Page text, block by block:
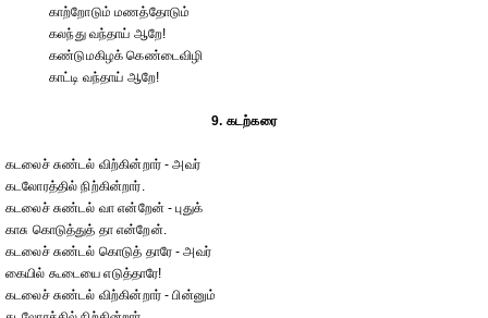
காற்றோடும் மணத்தோடும்
கலந்து வந்தாய் ஆறே!
கண்டுமகிழக் கெண்டைவிழி
காட்டி வந்தாய் ஆறே!
9. கடற்கரை
கடலைச் சுண்டல் விற்கின்றார் - அவர்
கடலோரத்தில் நிற்கின்றார்.
கடலைச் சுண்டல் வா என்றேன் - புதுக்
காசு கொடுத்துத் தா என்றேன்.
கடலைச் சுண்டல் கொடுத் தாரே - அவர்
கையில் கூடையை எடுத்தாரே!
கடலைச் சுண்டல் விற்கின்றார் - பின்னும்